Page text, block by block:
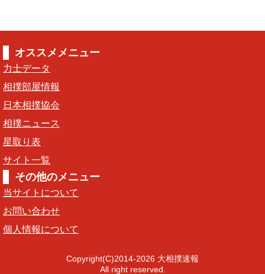
オススメメニュー
力士データ
相撲部屋情報
日本相撲協会
相撲ニュース
星取り表
サイト一覧
その他のメニュー
当サイトについて
お問い合わせ
個人情報について
Copyright(C)2014-2026 大相撲速報
All right reserved.